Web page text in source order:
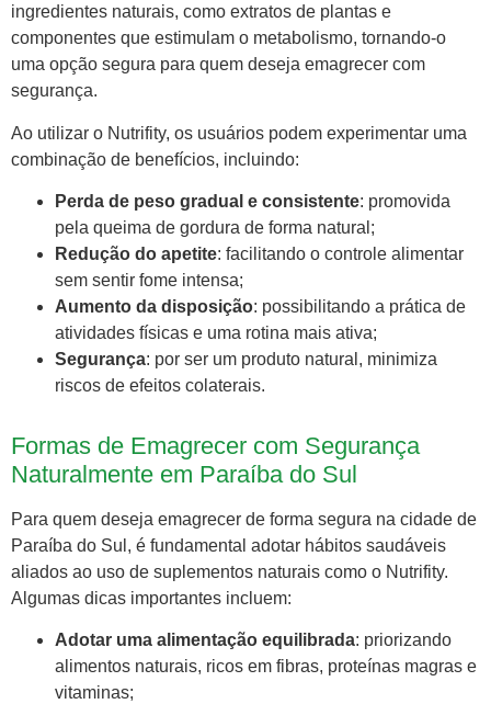
ingredientes naturais, como extratos de plantas e
componentes que estimulam o metabolismo, tornando-o
uma opção segura para quem deseja emagrecer com
segurança.
Ao utilizar o Nutrifity, os usuários podem experimentar uma
combinação de benefícios, incluindo:
Perda de peso gradual e consistente: promovida
pela queima de gordura de forma natural;
Redução do apetite: facilitando o controle alimentar
sem sentir fome intensa;
Aumento da disposição: possibilitando a prática de
atividades físicas e uma rotina mais ativa;
Segurança: por ser um produto natural, minimiza
riscos de efeitos colaterais.
Formas de Emagrecer com Segurança
Naturalmente em Paraíba do Sul
Para quem deseja emagrecer de forma segura na cidade de
Paraíba do Sul, é fundamental adotar hábitos saudáveis
aliados ao uso de suplementos naturais como o Nutrifity.
Algumas dicas importantes incluem:
Adotar uma alimentação equilibrada: priorizando
alimentos naturais, ricos em fibras, proteínas magras e
vitaminas;